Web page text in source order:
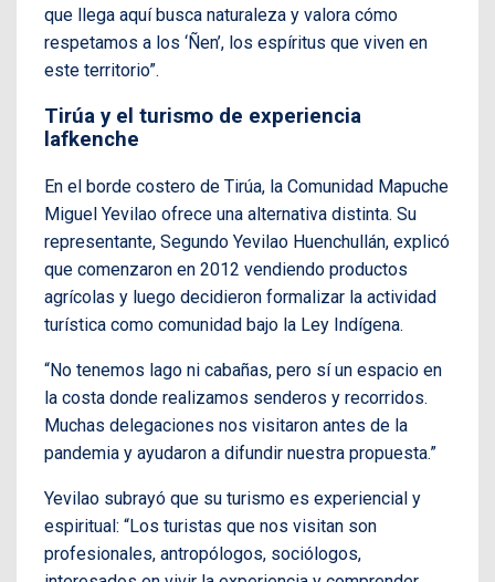
que llega aquí busca naturaleza y valora cómo
respetamos a los ‘Ñen’, los espíritus que viven en
este territorio”.
Tirúa y el turismo de experiencia
lafkenche
En el borde costero de Tirúa, la Comunidad Mapuche
Miguel Yevilao ofrece una alternativa distinta. Su
representante, Segundo Yevilao Huenchullán, explicó
que comenzaron en 2012 vendiendo productos
agrícolas y luego decidieron formalizar la actividad
turística como comunidad bajo la Ley Indígena.
“No tenemos lago ni cabañas, pero sí un espacio en
la costa donde realizamos senderos y recorridos.
Muchas delegaciones nos visitaron antes de la
pandemia y ayudaron a difundir nuestra propuesta.”
Yevilao subrayó que su turismo es experiencial y
espiritual: “Los turistas que nos visitan son
profesionales, antropólogos, sociólogos,